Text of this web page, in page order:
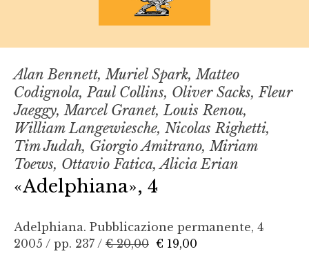
Alan Bennett, Muriel Spark, Matteo
Codignola, Paul Collins, Oliver Sacks, Fleur
Jaeggy, Marcel Granet, Louis Renou,
William Langewiesche, Nicolas Righetti,
Tim Judah, Giorgio Amitrano, Miriam
Toews, Ottavio Fatica, Alicia Erian
«Adelphiana», 4
Adelphiana. Pubblicazione permanente, 4
2005 / pp. 237 / € 20,00 € 19,00